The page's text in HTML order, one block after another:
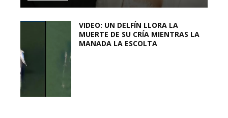
VIDEO: UN DELFÍN LLORA LA
MUERTE DE SU CRÍA MIENTRAS LA
MANADA LA ESCOLTA